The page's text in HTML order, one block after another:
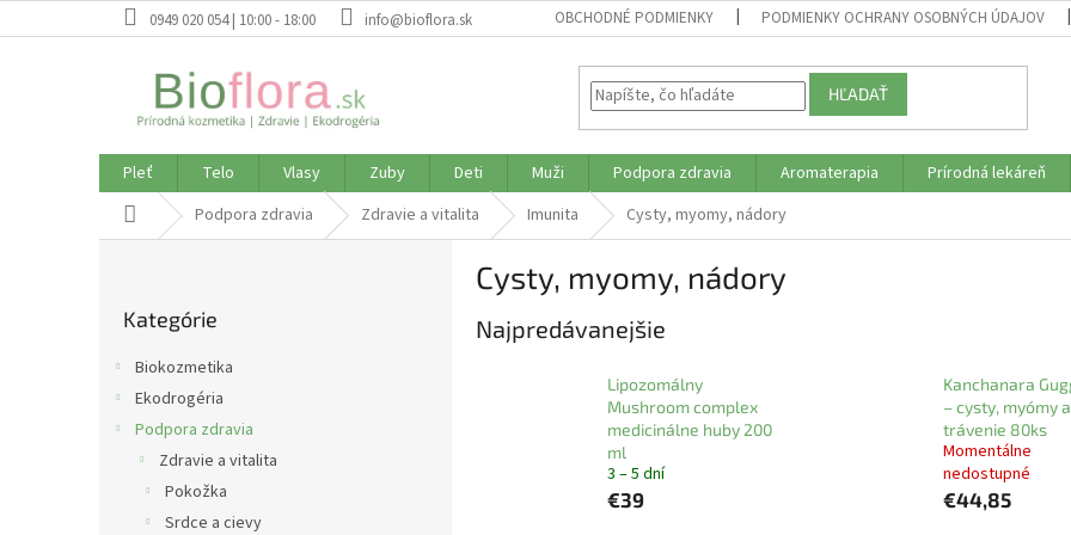
na
0949 020 054 | 10:00 - 18:00 info@bioflora.sk OBCHODNÉ PODMIENKY PODMIENKY OCHRANY OSOBNÝCH ÚDAJOV
HĽADAŤ
Pleť Telo Vlasy Zuby Deti Muži Podpora zdravia Aromaterapia Prírodná lekáreň
DomovPodpora zdravia Zdravie a vitalita Imunita Cysty, myomy, nádory
kategórie
Kategórie
Biokozmetika
Ekodrogéria
Podpora zdravia
Zdravie a vitalita
Pokožka
Srdce a cievy
Cysty, myomy, nádory
Najpredávanejšie
Lipozomálny
Mushroom complex
medicinálne huby 200
ml
3 – 5 dní
€39
Kanchanara
– cysty, myómy a
trávenie 80ks
Momentálne
nedostupné
€44,85